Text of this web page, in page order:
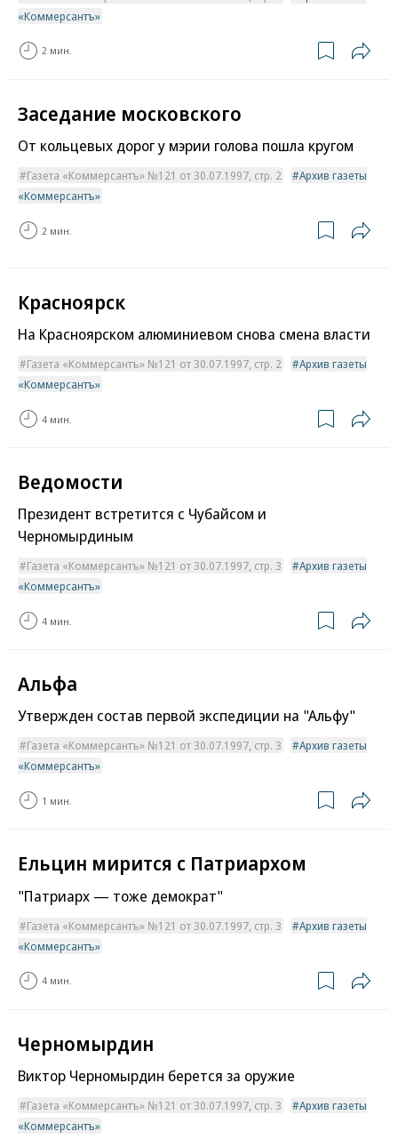
«Коммерсантъ»
2 мин.
Заседание московского
От кольцевых дорог у мэрии голова пошла кругом
Газета «Коммерсантъ» №121 от 30.07.1997, стр. 2
Архив газеты
«Коммерсантъ»
2 мин.
Красноярск
На Красноярском алюминиевом снова смена власти
Газета «Коммерсантъ» №121 от 30.07.1997, стр. 2
Архив газеты
«Коммерсантъ»
4 мин.
Ведомости
Президент встретится с Чубайсом и
Черномырдиным
Газета «Коммерсантъ» №121 от 30.07.1997, стр. 3
Архив газеты
«Коммерсантъ»
4 мин.
Альфа
Утвержден состав первой экспедиции на "Альфу"
Газета «Коммерсантъ» №121 от 30.07.1997, стр. 3
Архив газеты
«Коммерсантъ»
1 мин.
Ельцин мирится с Патриархом
"Патриарх — тоже демократ"
Газета «Коммерсантъ» №121 от 30.07.1997, стр. 3
Архив газеты
«Коммерсантъ»
4 мин.
Черномырдин
Виктор Черномырдин берется за оружие
Газета «Коммерсантъ» №121 от 30.07.1997, стр. 3
Архив газеты
«Коммерсантъ»